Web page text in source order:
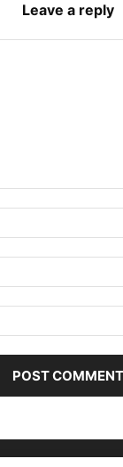
Leave a reply